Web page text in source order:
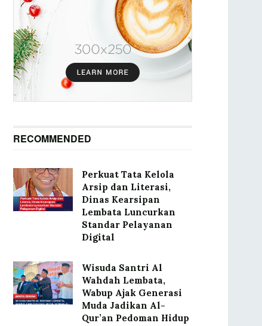
RECOMMENDED
Perkuat Tata Kelola
Arsip dan Literasi,
Dinas Kearsipan
Lembata Luncurkan
Standar Pelayanan
Digital
Wisuda Santri Al
Wahdah Lembata,
Wabup Ajak Generasi
Muda Jadikan Al-
Qur’an Pedoman Hidup